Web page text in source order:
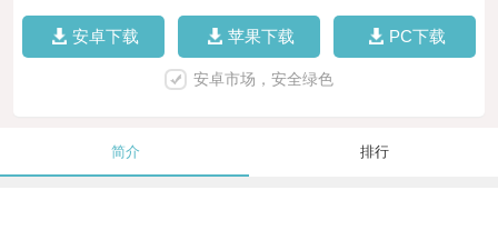
安卓下载 苹果下载 PC下载
安卓市场，安全绿色
简介 排行